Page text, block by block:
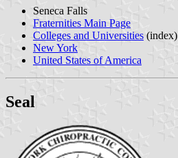
Seneca Falls
Fraternities Main Page
Colleges and Universities (index)
New York
United States of America
Seal